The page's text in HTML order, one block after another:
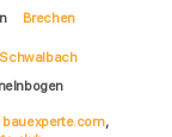
Brechen
bauexperte.com,